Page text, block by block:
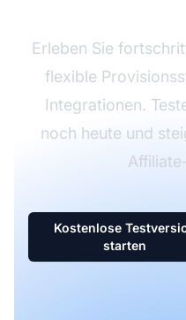
Erleben Sie
flexible
Integrationen.
noch heute und
Kostenlose
starten